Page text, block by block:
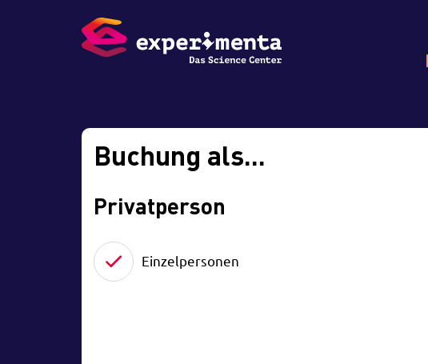
Buchung als...
Privatperson
Einzelpersonen